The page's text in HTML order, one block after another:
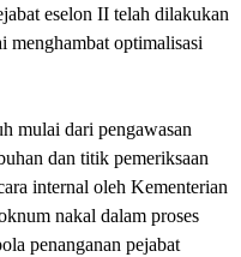
eselon II telah dilakukan
menghambat optimalisasi
mulai dari pengawasan
dan titik pemeriksaan
internal oleh Kementerian
nakal dalam proses
penanganan pejabat